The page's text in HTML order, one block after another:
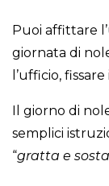
Puoi affittare
giornata di
l’ufficio,
Il giorno di
semplici
“gratta e sosta